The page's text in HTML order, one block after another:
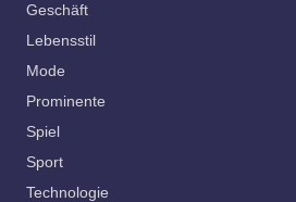
Geschäft
Lebensstil
Mode
Prominente
Spiel
Sport
Technologie